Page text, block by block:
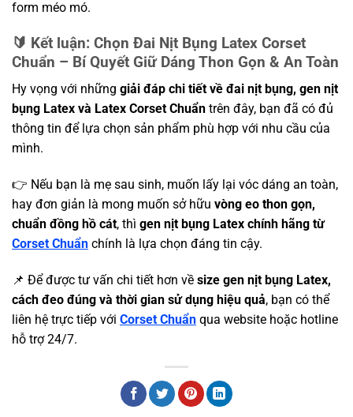
form méo mó.
🔰 Kết luận: Chọn Đai Nịt Bụng Latex Corset
Chuẩn – Bí Quyết Giữ Dáng Thon Gọn & An Toàn
Hy vọng với những giải đáp chi tiết về đai nịt bụng, gen nịt
bụng Latex và Latex Corset Chuẩn trên đây, bạn đã có đủ
thông tin để lựa chọn sản phẩm phù hợp với nhu cầu của
mình.
👉 Nếu bạn là mẹ sau sinh, muốn lấy lại vóc dáng an toàn,
hay đơn giản là mong muốn sở hữu vòng eo thon gọn,
chuẩn đồng hồ cát, thì gen nịt bụng Latex chính hãng từ
Corset Chuẩn chính là lựa chọn đáng tin cậy.
📌 Để được tư vấn chi tiết hơn về size gen nịt bụng Latex,
cách đeo đúng và thời gian sử dụng hiệu quả, bạn có thể
liên hệ trực tiếp với Corset Chuẩn qua website hoặc hotline
hỗ trợ 24/7.